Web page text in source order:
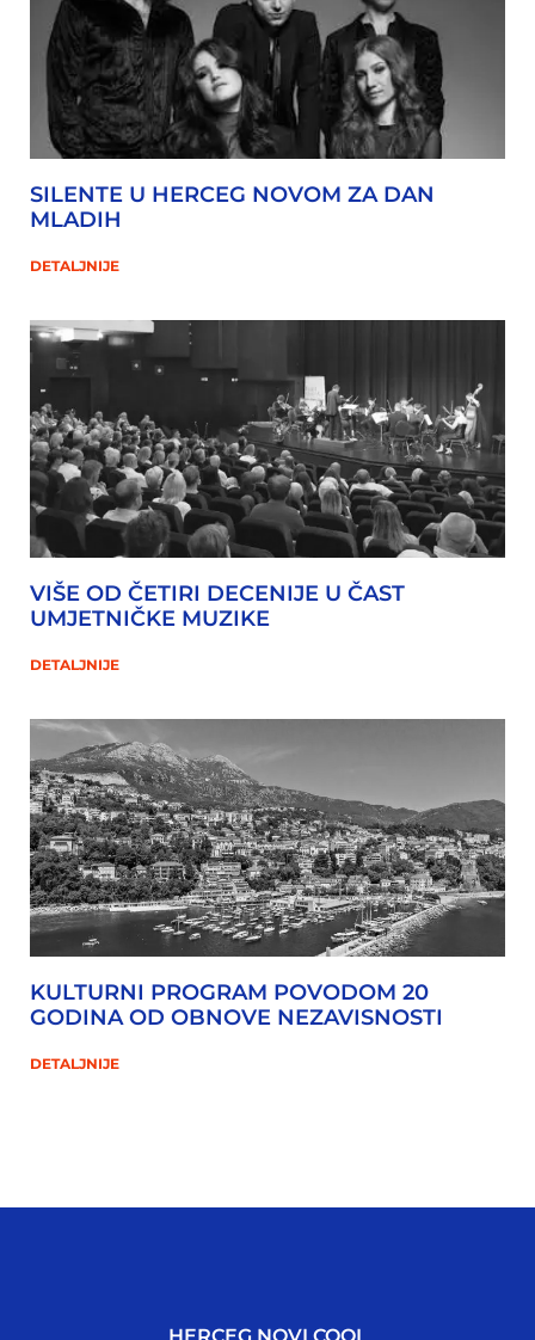
SILENTE U HERCEG NOVOM ZA DAN
MLADIH
DETALJNIJE
VIŠE OD ČETIRI DECENIJE U ČAST
UMJETNIČKE MUZIKE
DETALJNIJE
KULTURNI PROGRAM POVODOM 20
GODINA OD OBNOVE NEZAVISNOSTI
DETALJNIJE